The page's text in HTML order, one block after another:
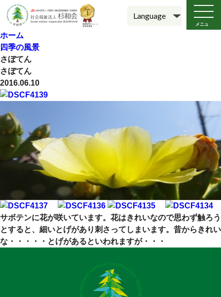
メニュ
ー
ホーム
四季の風景
さぼてん
さぼてん
2016.06.10
サボテンに花が咲いています。花はきれいなので思わず触ろう
とすると、細いとげがあり刺さってしまいます。昔からきれい
な・・・・・とげがあるといわれますが・・・